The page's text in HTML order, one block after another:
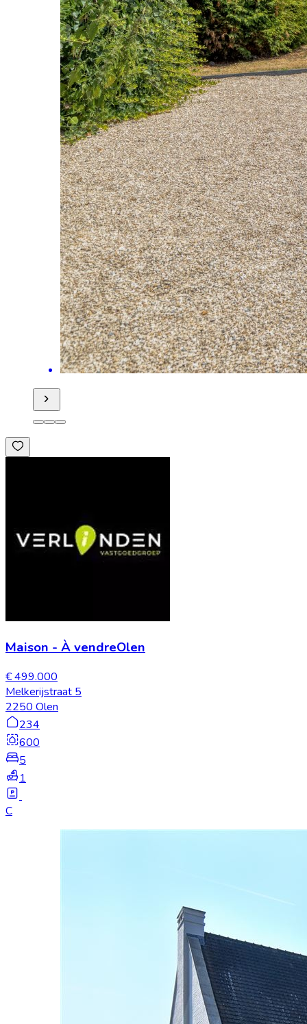
Maison - À vendreOlen
€ 499.000
Melkerijstraat 5
2250 Olen
234
600
5
1
C